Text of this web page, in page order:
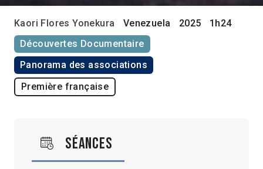
Kaori Flores Yonekura Venezuela 2025
1h24
Découvertes Documentaire
Panorama des associations
Première française
Séances